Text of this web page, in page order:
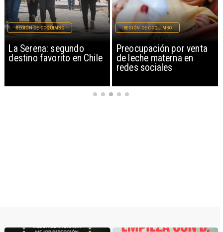
La Serena: segundo
destino favorito en Chile
REGIÓN DE COQUIMBO
Preocupación por venta
de leche materna en
redes sociales
REGIÓN DE COQUIMBO